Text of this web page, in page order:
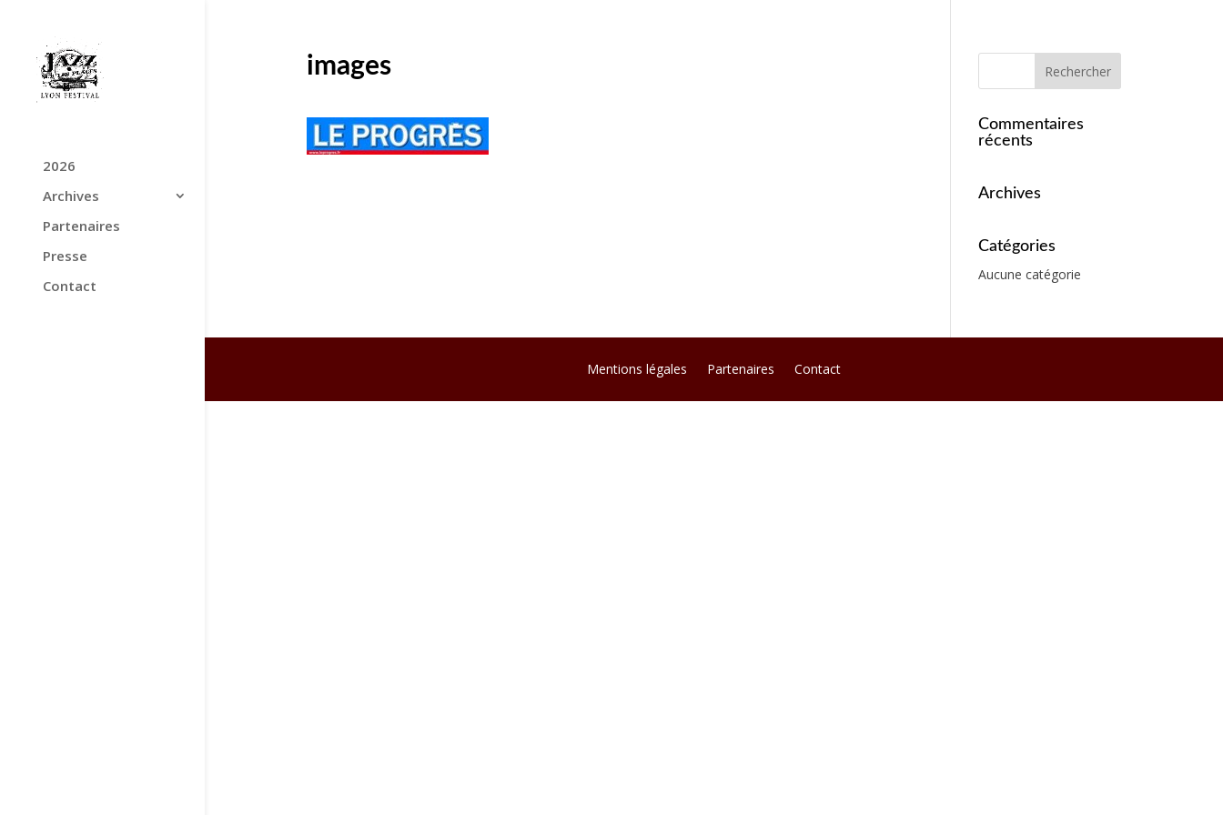
2026
Archives
Partenaires
Presse
Contact
images
Commentaires
récents
Archives
Catégories
Aucune catégorie
Mentions légales Partenaires Contact